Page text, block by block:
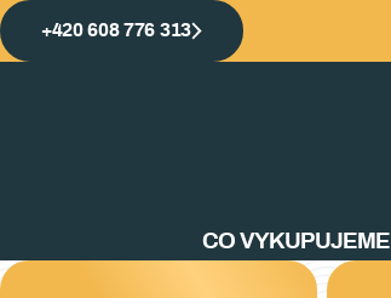
+420 608 776 313
CO VYKUPUJEME